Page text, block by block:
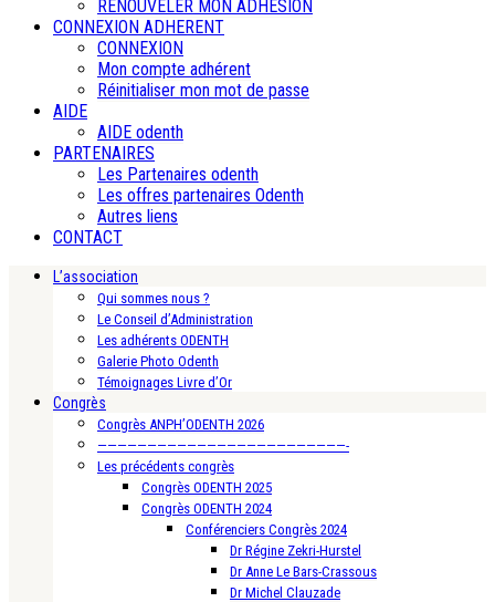
RENOUVELER MON ADHESION
CONNEXION ADHERENT
CONNEXION
Mon compte adhérent
Réinitialiser mon mot de passe
AIDE
AIDE odenth
PARTENAIRES
Les Partenaires odenth
Les offres partenaires Odenth
Autres liens
CONTACT
L’association
Qui sommes nous ?
Le Conseil d’Administration
Les adhérents ODENTH
Galerie Photo Odenth
Témoignages Livre d’Or
Congrès
Congrès ANPH’ODENTH 2026
—————————————————————————-
Les précédents congrès
Congrès ODENTH 2025
Congrès ODENTH 2024
Conférenciers Congrès 2024
Dr Régine Zekri-Hurstel
Dr Anne Le Bars-Crassous
Dr Michel Clauzade